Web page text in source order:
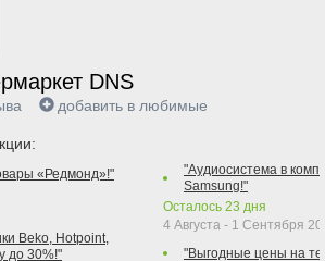
DNS
добавить в любимые
«Редмонд»!"
Beko, Hotpoint,
до 30%!"
"Аудиосистема в
Samsung!"
Осталось 23 дня
4 Августа - 1 Сентября
"Выгодные цены на